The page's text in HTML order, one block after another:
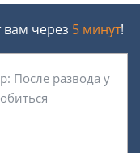
вам через 5 минут!